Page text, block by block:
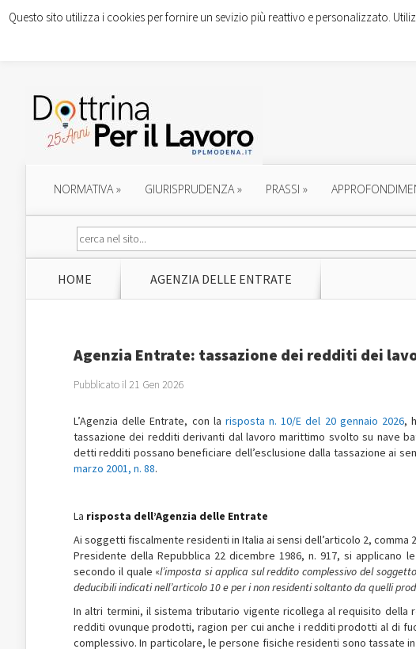
NORMATIVA» GIURISPRUDENZA» PRASSI »
HOME AGENZIA DELLE ENTRATE
Agenzia Entrate: tassazione dei redditi dei
Pubblicato il 21 Gen 2026
L’Agenzia delle Entrate, con la risposta n. 10/E del 20 gennaio 2026,
tassazione dei redditi derivanti dal lavoro marittimo svolto su nave
detti redditi possano beneficiare dell’esclusione dalla tassazione ai
marzo 2001, n. 88.
La risposta dell’Agenzia delle Entrate
Ai soggetti fiscalmente residenti in Italia ai sensi dell’articolo 2,
Presidente della Repubblica 22 dicembre 1986, n. 917, si applicano
secondo il quale «l’imposta si applica sul reddito complessivo del
deducibili indicati nell’articolo 10 e per i non residenti soltanto da quelli
In altri termini, il sistema tributario vigente ricollega al requisito
redditi ovunque prodotti, ragion per cui anche i redditi prodotti al di
complessivo. In particolare, le persone fisiche residenti sono tassate
Questo sito utilizza i cookies per fornire un sevizio più reattivo e personalizzato.